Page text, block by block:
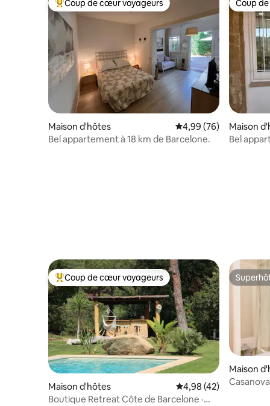
Coups de cœur voyageurs les plus appréciés
Coup de cœur voyageurs
Maison d'hôtes Évaluation moyenne
4,99 (76)
Bel appartement à 18 km de Barcelone.
Coup
Coup
Maison
Bel
Coups de cœur voyageurs les plus appréciés
Coup de cœur voyageurs
Maison d'hôtes Évaluation moyenne
4,98 (42)
Boutique Retreat Côte de Barcelone ·
Maison